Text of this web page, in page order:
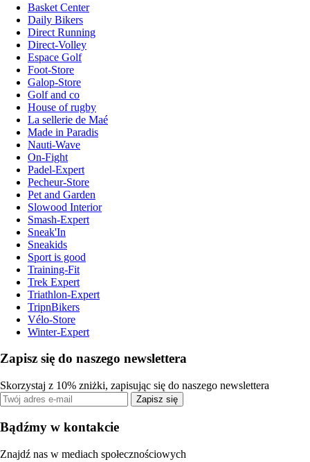
Basket Center
Daily Bikers
Direct Running
Direct-Volley
Espace Golf
Foot-Store
Galop-Store
Golf and co
House of rugby
La sellerie de Maé
Made in Paradis
Nauti-Wave
On-Fight
Padel-Expert
Pecheur-Store
Pet and Garden
Slowood Interior
Smash-Expert
Sneak'In
Sneakids
Sport is good
Training-Fit
Trek Expert
Triathlon-Expert
TripnBikers
Vélo-Store
Winter-Expert
Zapisz się do naszego newslettera
Skorzystaj z 10% zniżki, zapisując się do naszego newslettera
Zapisz się
Bądźmy w kontakcie
Znajdź nas w mediach społecznościowych